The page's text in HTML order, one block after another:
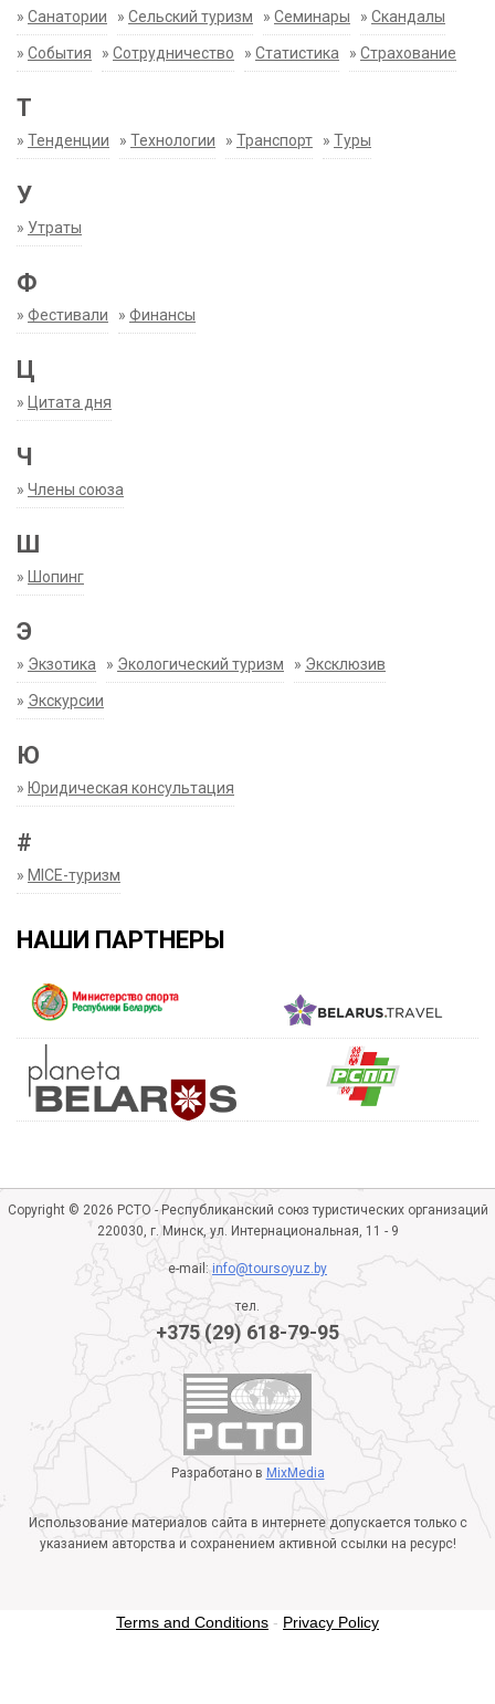
» Санатории » Сельский туризм » Семинары » Скандалы
» События » Сотрудничество » Статистика » Страхование
Т
» Тенденции » Технологии » Транспорт » Туры
У
» Утраты
Ф
» Фестивали » Финансы
Ц
» Цитата дня
Ч
» Члены союза
Ш
» Шопинг
Э
» Экзотика » Экологический туризм » Эксклюзив
» Экскурсии
Ю
» Юридическая консультация
#
» MICE-туризм
НАШИ ПАРТНЕРЫ
Copyright © 2026 РСТО - Республиканский союз туристических организаций
220030, г. Минск, ул. Интернациональная, 11 - 9
e-mail:info@toursoyuz.by
тел.
+375 (29) 618-79-95
Разработано в MixMedia
Использование материалов сайта в интернете допускается только с
указанием авторства и сохранением активной ссылки на ресурс!
Terms and Conditions - Privacy Policy